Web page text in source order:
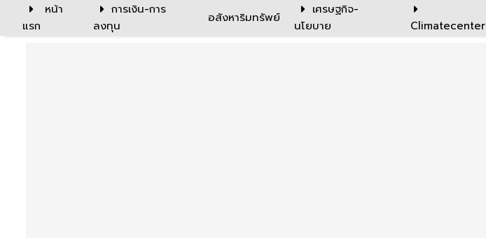
หน้า
แรก
การเงิน-การ
ลงทุน
อสังหาริมทรัพย์
เศรษฐกิจ-
นโยบาย
Climatecenter